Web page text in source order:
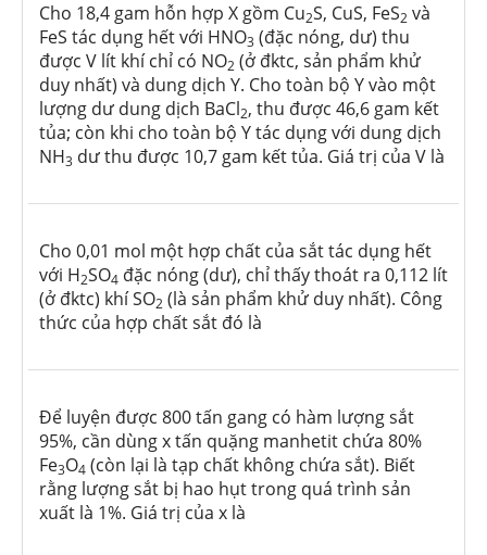
Cho 18,4 gam hỗn hợp X gồm Cu2S, CuS, FeS2 và
FeS tác dụng hết với HNO3 (đặc nóng, dư) thu
được V lít khí chỉ có NO2 (ở đktc, sản phẩm khử
duy nhất) và dung dịch Y. Cho toàn bộ Y vào một
lượng dư dung dịch BaCl2, thu được 46,6 gam kết
tủa; còn khi cho toàn bộ Y tác dụng với dung dịch
NH3 dư thu được 10,7 gam kết tủa. Giá trị của V là
Cho 0,01 mol một hợp chất của sắt tác dụng hết
với H2SO4 đặc nóng (dư), chỉ thấy thoát ra 0,112 lít
(ở đktc) khí SO2 (là sản phẩm khử duy nhất). Công
thức của hợp chất sắt đó là
Để luyện được 800 tấn gang có hàm lượng sắt
95%, cần dùng x tấn quặng manhetit chứa 80%
Fe3O4 (còn lại là tạp chất không chứa sắt). Biết
rằng lượng sắt bị hao hụt trong quá trình sản
xuất là 1%. Giá trị của x là